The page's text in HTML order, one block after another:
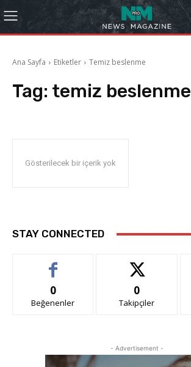
Ana Sayfa Etiketler Temiz beslenme
Tag: temiz beslenme
Gösterilecek bir içerik yok
STAY CONNECTED
0
Beğenenler
0
Takipçiler
- Advertisement -